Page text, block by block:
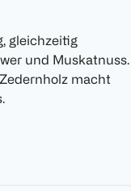
gleichzeitig
und Muskatnuss.
macht